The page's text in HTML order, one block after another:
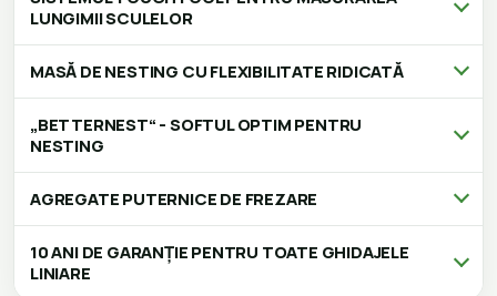
LUNGIMII SCULELOR
MASĂ DE NESTING CU FLEXIBILITATE RIDICATĂ
„BETTERNEST“ - SOFTUL OPTIM PENTRU
NESTING
AGREGATE PUTERNICE DE FREZARE
10 ANI DE GARANȚIE PENTRU TOATE GHIDAJELE
LINIARE